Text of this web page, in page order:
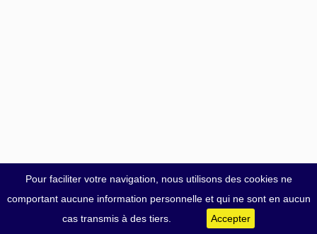
Pour faciliter votre navigation, nous utilisons des cookies ne
comportant aucune information personnelle et qui ne sont en aucun
cas transmis à des tiers.
Accepter